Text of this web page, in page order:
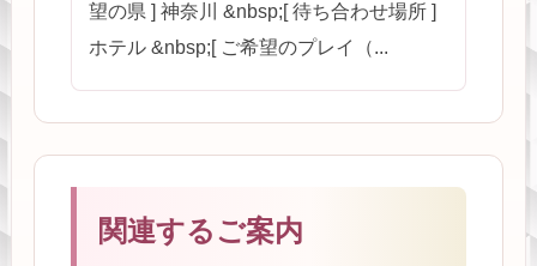
望の県 ] 神奈川 &nbsp;[ 待ち合わせ場所 ]
ホテル &nbsp;[ ご希望のプレイ（...
関連するご案内